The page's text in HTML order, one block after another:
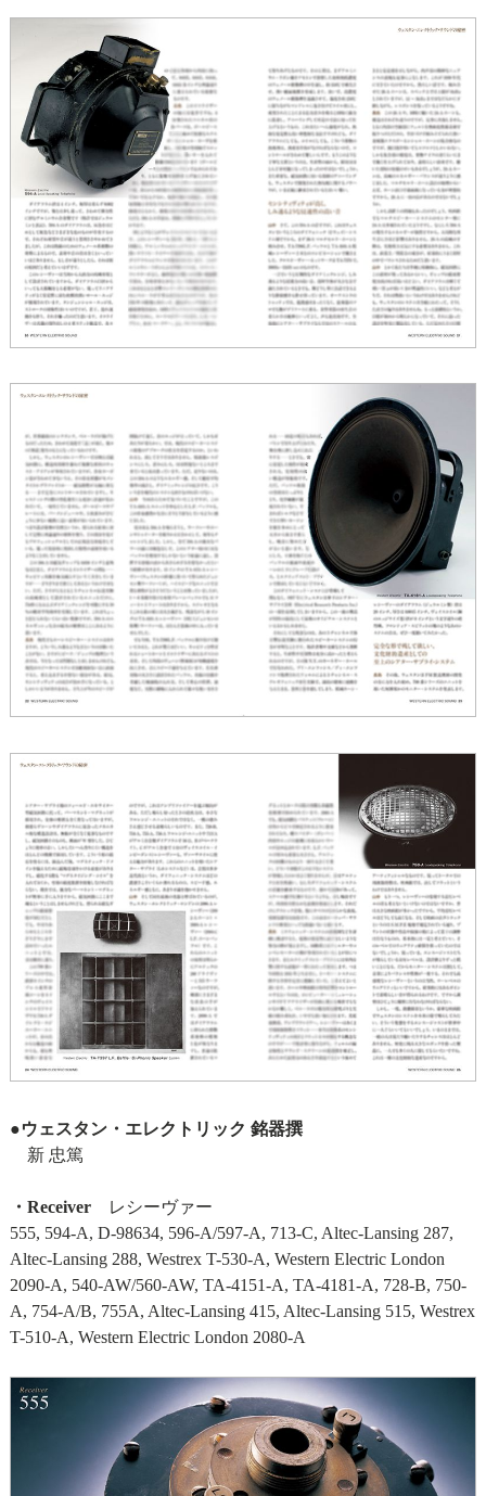
●ウェスタン・エレクトリック 銘器撰
新 忠篤
・Receiverレシーヴァー
555, 594-A, D-98634, 596-A/597-A, 713-C, Altec-Lansing 287,
Altec-Lansing 288, Westrex T-530-A, Western Electric London
2090-A, 540-AW/560-AW, TA-4151-A, TA-4181-A, 728-B, 750-
A, 754-A/B, 755A, Altec-Lansing 415, Altec-Lansing 515, Westrex
T-510-A, Western Electric London 2080-A